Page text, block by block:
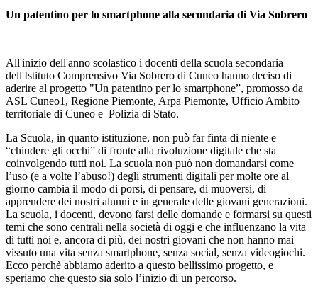
Un patentino per lo smartphone alla secondaria di Via Sobrero
All'inizio dell'anno scolastico i docenti della scuola secondaria
dell'Istituto Comprensivo Via Sobrero di Cuneo hanno deciso di
aderire al progetto "Un patentino per lo smartphone”, promosso da
ASL Cuneo1, Regione Piemonte, Arpa Piemonte, Ufficio Ambito
territoriale di Cuneo e Polizia di Stato.
La Scuola, in quanto istituzione, non può far finta di niente e
“chiudere gli occhi” di fronte alla rivoluzione digitale che sta
coinvolgendo tutti noi. La scuola non può non domandarsi come
l’uso (e a volte l’abuso!) degli strumenti digitali per molte ore al
giorno cambia il modo di porsi, di pensare, di muoversi, di
apprendere dei nostri alunni e in generale delle giovani generazioni.
La scuola, i docenti, devono farsi delle domande e formarsi su questi
temi che sono centrali nella società di oggi e che influenzano la vita
di tutti noi e, ancora di più, dei nostri giovani che non hanno mai
vissuto una vita senza smartphone, senza social, senza videogiochi.
Ecco perchè abbiamo aderito a questo bellissimo progetto, e
speriamo che questo sia solo l’inizio di un percorso.